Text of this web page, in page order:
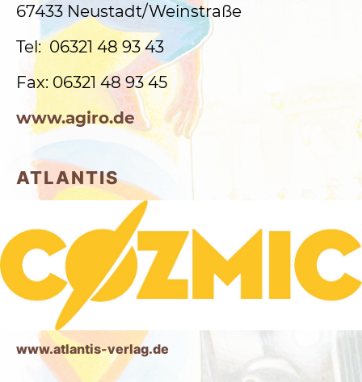
67433 Neustadt/Weinstraße
Tel: 06321 48 93 43
Fax: 06321 48 93 45
www.agiro.de
ATLANTIS
www.atlantis-verlag.de